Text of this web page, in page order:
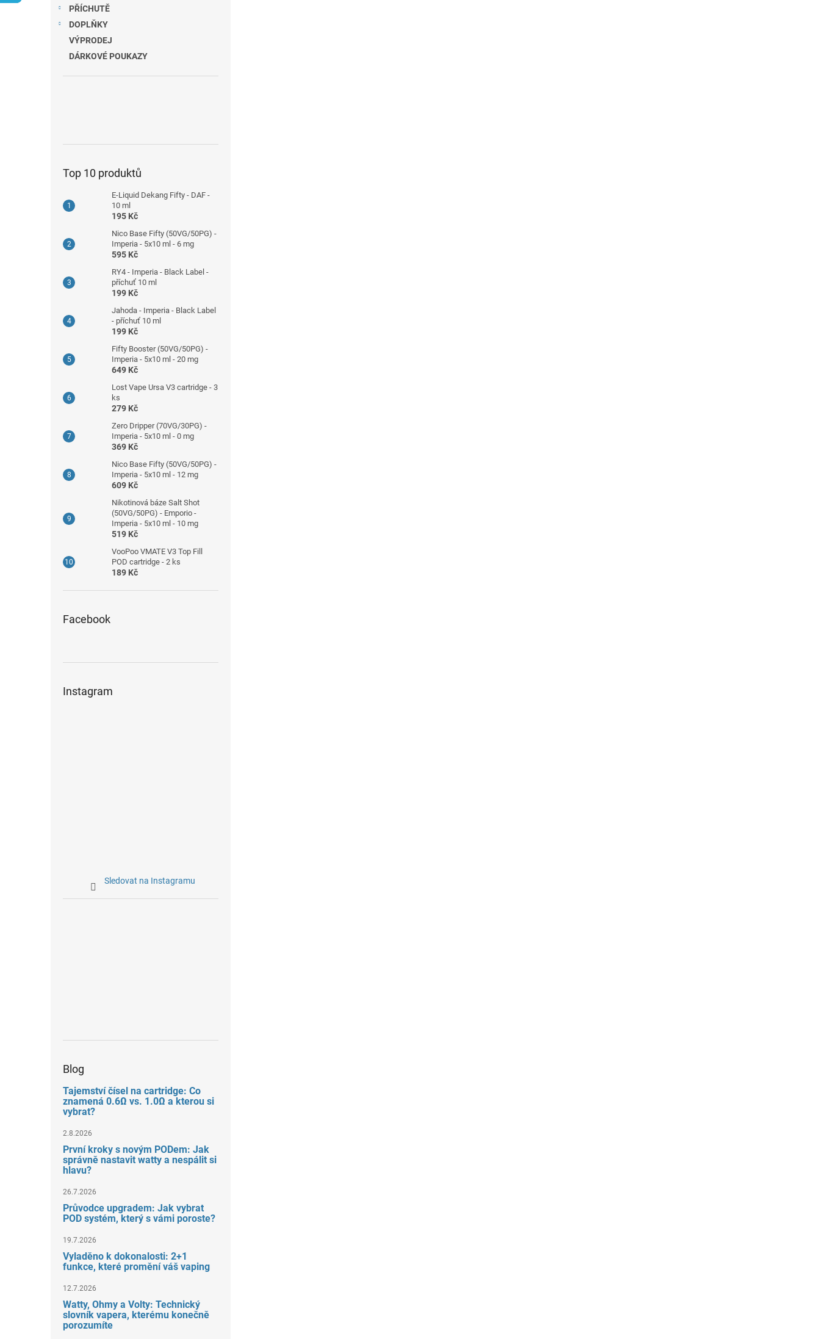
PŘÍCHUTĚ
DOPLŇKY
VÝPRODEJ
DÁRKOVÉ POUKAZY
Top 10 produktů
E-Liquid Dekang Fifty - DAF -
10 ml
195 Kč
Nico Base Fifty (50VG/50PG) -
Imperia - 5x10 ml - 6 mg
595 Kč
RY4 - Imperia - Black Label -
příchuť 10 ml
199 Kč
Jahoda - Imperia - Black Label
- příchuť 10 ml
199 Kč
Fifty Booster (50VG/50PG) -
Imperia - 5x10 ml - 20 mg
649 Kč
Lost Vape Ursa V3 cartridge - 3
ks
279 Kč
Zero Dripper (70VG/30PG) -
Imperia - 5x10 ml - 0 mg
369 Kč
Nico Base Fifty (50VG/50PG) -
Imperia - 5x10 ml - 12 mg
609 Kč
Nikotinová báze Salt Shot
(50VG/50PG) - Emporio -
Imperia - 5x10 ml - 10 mg
519 Kč
VooPoo VMATE V3 Top Fill
POD cartridge - 2 ks
189 Kč
Facebook
Instagram
Sledovat na Instagramu
Blog
Tajemství čísel na cartridge: Co
znamená 0.6Ω vs. 1.0Ω a kterou si
vybrat?
2.8.2026
První kroky s novým PODem: Jak
správně nastavit watty a nespálit si
hlavu?
26.7.2026
Průvodce upgradem: Jak vybrat
POD systém, který s vámi poroste?
19.7.2026
Vyladěno k dokonalosti: 2+1
funkce, které promění váš vaping
12.7.2026
Watty, Ohmy a Volty: Technický
slovník vapera, kterému konečně
porozumíte